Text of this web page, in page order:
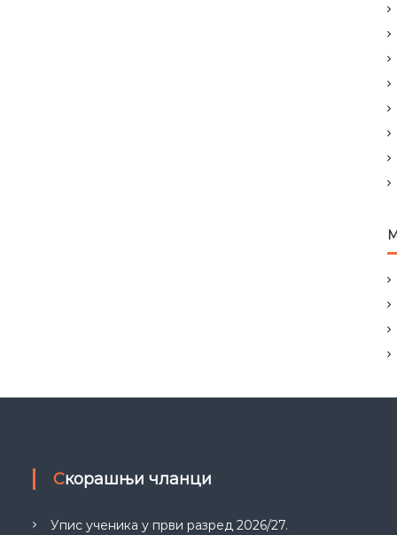
Скорашњи чланци
Упис ученика у први разред 2026/27.